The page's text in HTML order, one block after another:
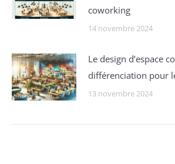
coworking
14 novembre 2024
Le design d’espace
différenciation pour
13 novembre 2024